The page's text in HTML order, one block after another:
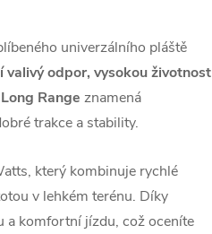
univerzálního pláště
valivý odpor, vysokou životnost
Range znamená
trakce a stability.
který kombinuje rychlé
v lehkém terénu. Díky
a komfortní jízdu, což oceníte